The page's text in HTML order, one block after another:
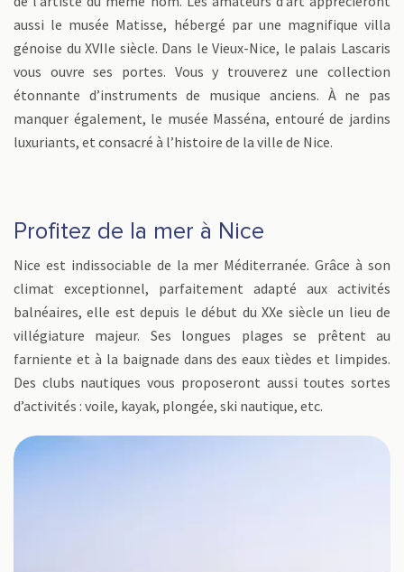
aussi le musée Matisse, hébergé par une magnifique villa
génoise du XVIIe siècle. Dans le Vieux-Nice, le palais Lascaris
vous ouvre ses portes. Vous y trouverez une collection
étonnante d’instruments de musique anciens. À ne pas
manquer également, le musée Masséna, entouré de jardins
luxuriants, et consacré à l’histoire de la ville de Nice.
Profitez de la mer à Nice
Nice est indissociable de la mer Méditerranée. Grâce à son
climat exceptionnel, parfaitement adapté aux activités
balnéaires, elle est depuis le début du XXe siècle un lieu de
villégiature majeur. Ses longues plages se prêtent au
farniente et à la baignade dans des eaux tièdes et limpides.
Des clubs nautiques vous proposeront aussi toutes sortes
d’activités : voile, kayak, plongée, ski nautique, etc.